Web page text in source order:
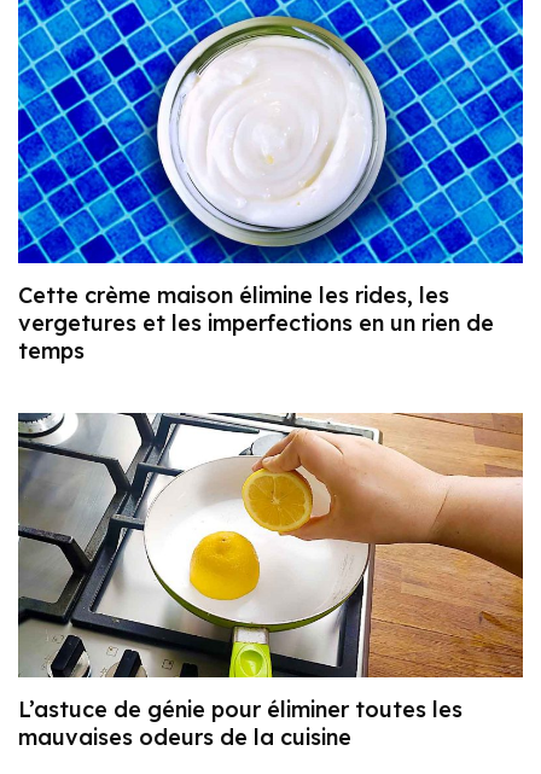
Cette crème maison élimine les rides, les
vergetures et les imperfections en un rien de
temps
L’astuce de génie pour éliminer toutes les
mauvaises odeurs de la cuisine